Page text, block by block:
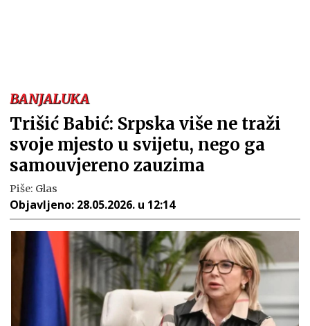
BANJALUKA
Trišić Babić: Srpska više ne traži
svoje mjesto u svijetu, nego ga
samouvjereno zauzima
Piše: Glas
Objavljeno: 28.05.2026. u 12:14